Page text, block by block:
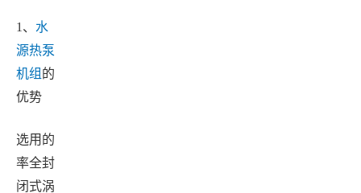
1、 水
源热泵
机组 的
优势
选用的
率全封
闭式涡